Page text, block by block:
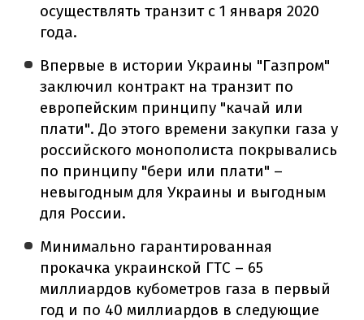
осуществлять транзит с 1 января 2020
года.
Впервые в истории Украины "Газпром"
заключил контракт на транзит по
европейским принципу "качай или
плати". До этого времени закупки газа у
российского монополиста покрывались
по принципу "бери или плати" –
невыгодным для Украины и выгодным
для России.
Минимально гарантированная
прокачка украинской ГТС – 65
миллиардов кубометров газа в первый
год и по 40 миллиардов в следующие